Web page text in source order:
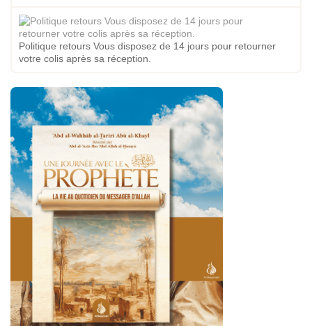
Politique retours Vous disposez de 14 jours pour retourner
votre colis après sa réception.